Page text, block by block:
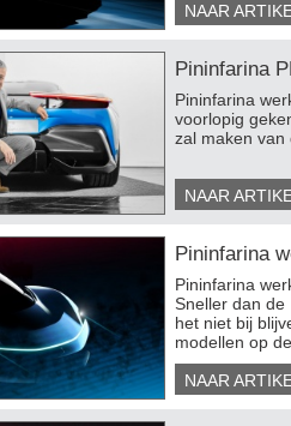
NAAR
Pininfarina
​Pininfarina
voorlopig
zal maken van
NAAR
Pininfarina
​Pininfarina
Sneller dan de
het niet bij
modellen op
NAAR